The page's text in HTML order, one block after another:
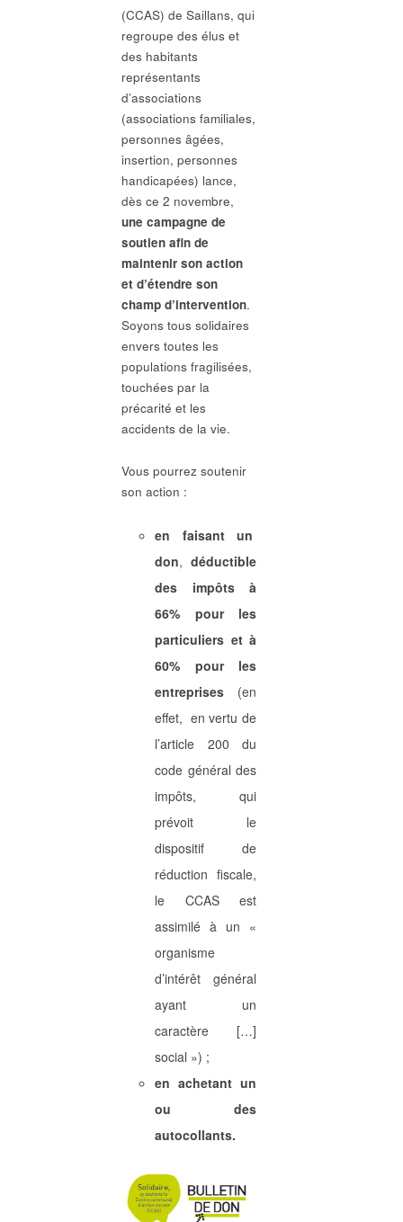
(CCAS) de Saillans, qui
regroupe des élus et
des habitants
représentants
d’associations
(associations familiales,
personnes âgées,
insertion, personnes
handicapées) lance,
dès ce 2 novembre,
une campagne de
soutien afin de
maintenir son action
et d’étendre son
champ d’intervention.
Soyons tous solidaires
envers toutes les
populations fragilisées,
touchées par la
précarité et les
accidents de la vie.
Vous pourrez soutenir
son action :
en faisant un
don, déductible
des impôts à
66% pour les
particuliers et à
60% pour les
entreprises (en
effet, en vertu de
l’article 200 du
code général des
impôts, qui
prévoit le
dispositif de
réduction fiscale,
le CCAS est
assimilé à un «
organisme
d’intérêt général
ayant un
caractère […]
social ») ;
en achetant un
ou des
autocollants.